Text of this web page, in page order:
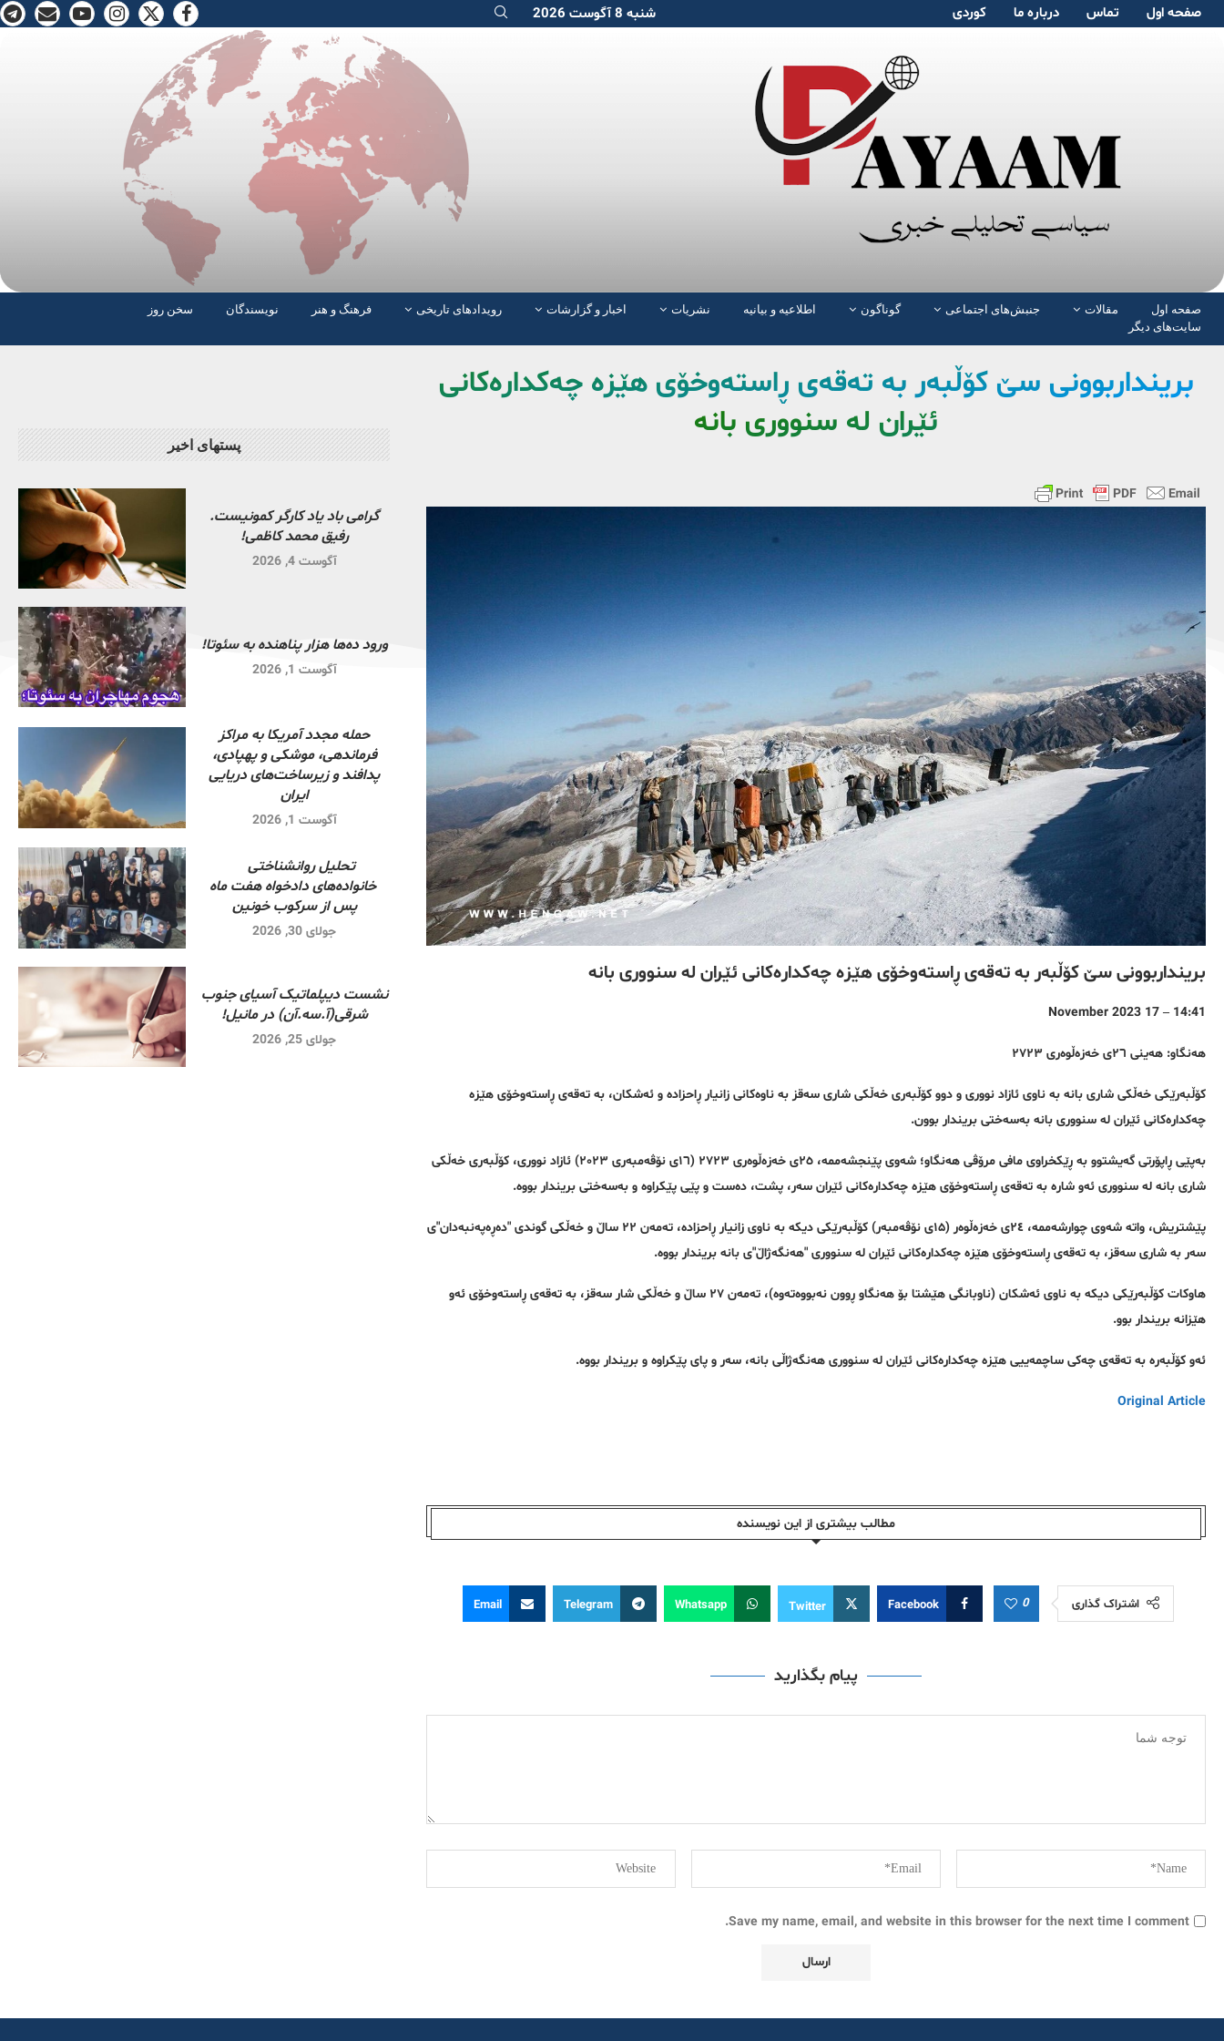
صفحە اول تماس دربارە ما کوردی شنبه 8 آگوست 2026
صفحە اول مقالات جنبش‌های اجتماعی گوناگون اطلاعیه و بیانیه نشریات اخبار و گزارشات رویدادهای تاریخی فرهنگ و هنر نویسندگان
سخن روز
سایت‌های دیگر
برینداربوونی سێ کۆڵبەر بە تەقەی ڕاستەوخۆی هێزە چەکدارەکانی
ئێران لە سنووری بانە
برینداربوونی سێ کۆڵبەر بە تەقەی ڕاستەوخۆی هێزە چەکدارەکانی ئێران لە سنووری بانە
14:41 – 17 November 2023
هەنگاو: هەینی ٢٦ی خەزەڵوەری ٢٧٢٣
کۆڵبەرێکی خەڵکی شاری بانە بە ناوی ئازاد نووری و دوو کۆڵبەری خەڵکی شاری سەقز بە ناوەکانی زانیار ڕاحزادە و ئەشکان، بە تەقەی ڕاستەوخۆی هێزە
چەکدارەکانی ئێران لە سنووری بانە بەسەختی بریندار بوون.
بەپێی ڕاپۆرتی گەیشتوو بە ڕێکخراوی مافی مرۆڤی هەنگاو؛ شەوی پێنجشەممە، ٢٥ی خەزەڵوەری ٢٧٢٣ (١٦ی نۆڤەمبەری ٢٠٢٣) ئازاد نووری، کۆڵبەری خەڵکی
شاری بانە لە سنووری ئەو شارە بە تەقەی ڕاستەوخۆی هێزە چەکدارەکانی ئێران سەر، پشت، دەست و پێی پێکراوە و بەسەختی بریندار بووە.
پێشتریش، واتە شەوی چوارشەممە، ٢٤ی خەزەڵوەر (١۵ی نۆڤەمبەر) کۆڵبەرێکی دیکە بە ناوی زانیار ڕاحزادە، تەمەن ٢٢ ساڵ و خەڵکی گوندی "دەڕەپەنبەدان"ی
سەر بە شاری سەقز، بە تەقەی ڕاستەوخۆی هێزە چەکدارەکانی ئێران لە سنووری "هەنگەژاڵ"ی بانە بریندار بووە.
هاوکات کۆڵبەرێکی دیکە بە ناوی ئەشکان (ناوبانگی هێشتا بۆ هەنگاو ڕوون نەبووەتەوە)، تەمەن ٢٧ ساڵ و خەڵکی شار سەقز، بە تەقەی ڕاستەوخۆی ئەو
هێزانە بریندار بوو.
ئەو کۆڵبەرە بە تەقەی چەکی ساچمەییی هێزە چەکدارەکانی ئێران لە سنووری هەنگەژاڵی بانە، سەر و پای پێکراوە و بریندار بووە.
Original Article
مطالب بیشتری از این نویسندە
اشتراک گذاری 0
Facebook
Twitter
Whatsapp
Telegram
Email
پیام بگذارید
Save my name, email, and website in this browser for the next time I comment.
پستهای اخیر
گرامی باد یاد کارگر کمونیست.
رفیق محمد کاظمی!
آگوست 4, 2026
ورود ده‌ها هزار پناهنده به سئوتا!
آگوست 1, 2026
حمله مجدد آمریکا به مراکز
فرماندهی، موشکی و پهپادی،
پدافند و زیرساخت‌های دریایی
ایران
آگوست 1, 2026
تحلیل روانشناختی
خانواده‌های دادخواه هفت ماه
پس از سرکوب خونین
جولای 30, 2026
نشست دیپلماتیک آسیای جنوب
شرقی‌(آ.سه.آن) در مانیل!
جولای 25, 2026